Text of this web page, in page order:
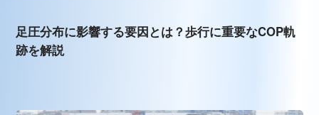
足圧分布に影響する要因とは？歩行に重要なCOP軌
跡を解説